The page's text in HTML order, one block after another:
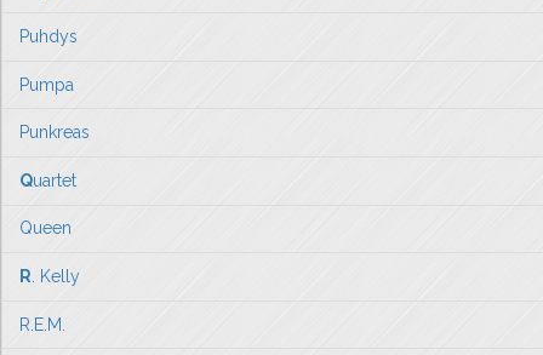
Puhdys
Pumpa
Punkreas
Quartet
Queen
R . Kelly
R.E.M.